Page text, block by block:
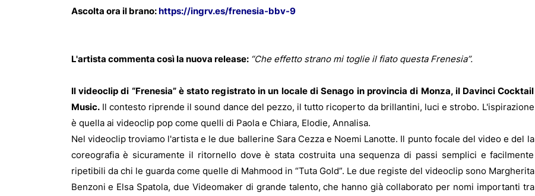
Ascolta ora il brano:https://ingrv.es/frenesia-bbv-9
L'artista commenta così la nuova release: “Che effetto strano mi toglie il fiato questa Frenesia”.
Il videoclip di “Frenesia” è stato registrato in un locale di Senago in provincia di Monza, il Davinci Cocktail
Music.Il contesto riprende il sound dance del pezzo, il tutto ricoperto da brillantini, luci e strobo. L'ispirazione
è quella ai videoclip pop come quelli di Paola e Chiara, Elodie, Annalisa.
Nel videoclip troviamo l'artista e le due ballerine Sara Cezza e Noemi Lanotte. Il punto focale del video e del la
coreografia è sicuramente il ritornello dove è stata costruita una sequenza di passi semplici e facilmente
ripetibili da chi le guarda come quelle di Mahmood in “Tuta Gold”. Le due registe del videoclip sono Margherita
Benzoni e Elsa Spatola, due Videomaker di grande talento, che hanno già collaborato per nomi importanti tra